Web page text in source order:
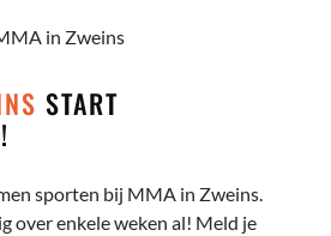
in Zweins
START
sporten bij MMA in Zweins.
over enkele weken al! Meld je